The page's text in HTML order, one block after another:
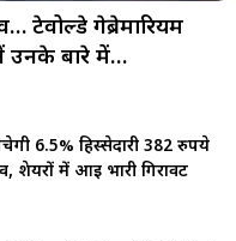
टेवोल्डे गेब्रेमारियम
उनके बारे में…
6.5% हिस्सेदारी 382 रुपये
शेयरों में आई भारी गिरावट